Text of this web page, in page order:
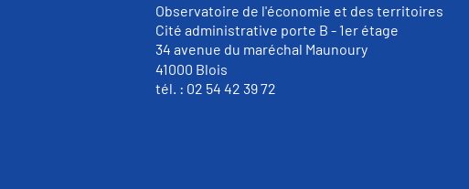
Observatoire de l'économie et des territoires
Cité administrative porte B - 1er étage
34 avenue du maréchal Maunoury
41000 Blois
tél. : 02 54 42 39 72